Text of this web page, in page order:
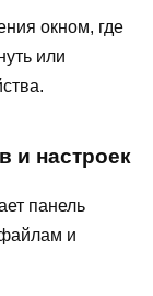
окном, где
или
и настроек
панель
и